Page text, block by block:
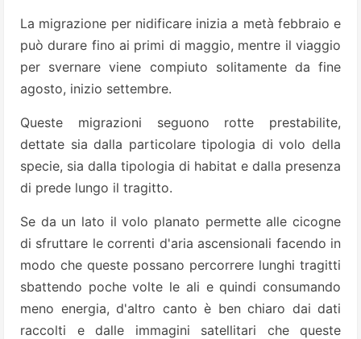
La migrazione per nidificare inizia a metà febbraio e
può durare fino ai primi di maggio, mentre il viaggio
per svernare viene compiuto solitamente da fine
agosto, inizio settembre.
Queste migrazioni seguono rotte prestabilite,
dettate sia dalla particolare tipologia di volo della
specie, sia dalla tipologia di habitat e dalla presenza
di prede lungo il tragitto.
Se da un lato il volo planato permette alle cicogne
di sfruttare le correnti d'aria ascensionali facendo in
modo che queste possano percorrere lunghi tragitti
sbattendo poche volte le ali e quindi consumando
meno energia, d'altro canto è ben chiaro dai dati
raccolti e dalle immagini satellitari che queste